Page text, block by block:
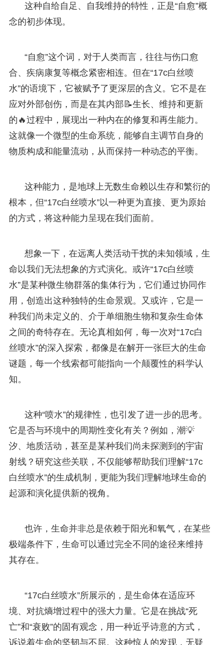
这种自给自足、自我维持的特性，正是“自愈”概
念的初步体现。
“自愈”这个词，对于人类而言，往往与伤口愈
合、疾病康复等概念紧密相连。但在“17c白丝喷
水”的语境下，它被赋予了更深层的含义。它不是在
应对外部创伤，而是在其内部📝生长、维持和更新
的🔥过程中，展现出一种内在的修复和再生能力。
这就像一个微型的生命系统，能够自主调节自身的
物质构成和能量流动，从而保持一种动态的平衡。
这种能力，是地球上无数生命赖以生存和繁衍的
根本，但“17c白丝喷水”以一种更为直接、更为原始
的方式，将这种能力呈现在我们面前。
想象一下，在远离人类活动干扰的未知领域，生
命以我们无法想象的方式演化。或许“17c白丝喷
水”是某种微生物群落的集体行为，它们通过协同作
用，创造出这种独特的生命景观。又或许，它是一
种我们尚未定义的、介于单细胞生物和复杂生命体
之间的奇特存在。无论真相如何，每一次对“17c白
丝喷水”的深入探索，都像是在解开一张巨大的生命
谜题，每一个线索都可能指向一个颠覆性的科学认
知。
这种“喷水”的规律性，也引发了进一步的思考。
它是否与环境中的周期性变化有关？例如，潮💡
汐、地质活动，甚至是某种我们尚未探测到的宇宙
射线？研究这些关联，不仅能够帮助我们理解“17c
白丝喷水”的生成机制，更能为我们理解地球生命的
起源和演化提供新的视角。
也许，生命并非总是依赖于阳光和氧气，在某些
极端条件下，生命可以通过完全不同的途径来维持
其存在。
“17c白丝喷水”所展示的，是生命体在适应环
境、对抗熵增过程中的强大力量。它是在挑战“死
亡”和“衰败”的固有观念，用一种近乎诗意的方式，
诉说着生命的坚韧与不屈。这种惊人的发现，无疑